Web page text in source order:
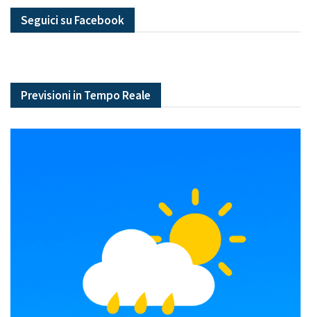
Seguici su Facebook
Previsioni in Tempo Reale